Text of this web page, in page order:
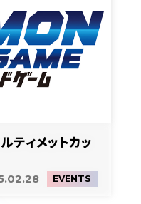
ティメットカッ
EVENTS